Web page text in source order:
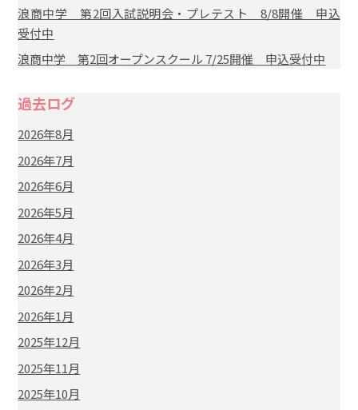
浪商中学 第2回入試説明会・プレテスト 8/8開催 申込
受付中
浪商中学 第2回オープンスクール 7/25開催 申込受付中
過去ログ
2026年8月
2026年7月
2026年6月
2026年5月
2026年4月
2026年3月
2026年2月
2026年1月
2025年12月
2025年11月
2025年10月